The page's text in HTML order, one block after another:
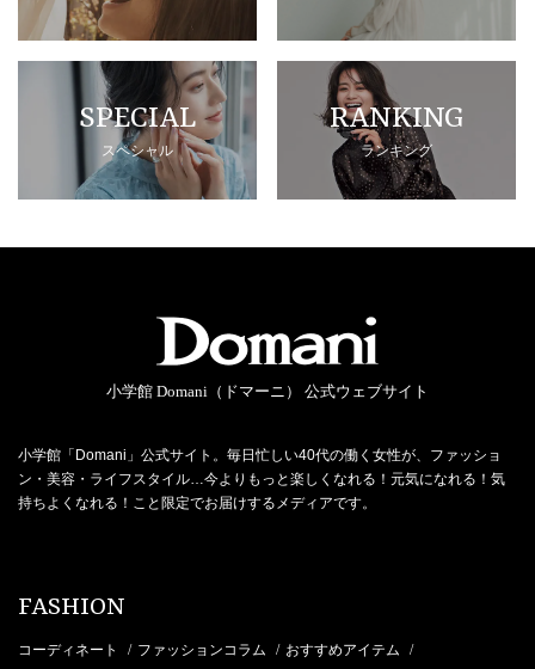
SPECIAL
スペシャル
RANKING
ランキング
小学館 Domani（ドマーニ） 公式ウェブサイト
小学館「Domani」公式サイト。毎日忙しい40代の働く女性が、ファッショ
ン・美容・ライフスタイル…今よりもっと楽しくなれる！元気になれる！気
持ちよくなれる！こと限定でお届けするメディアです。
FASHION
コーディネート / ファッションコラム / おすすめアイテム /